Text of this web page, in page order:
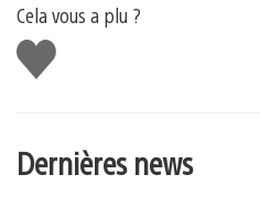
Cela vous a plu ?
J'aime
Dernières news